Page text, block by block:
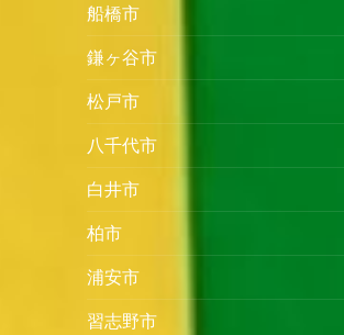
船橋市
鎌ヶ谷市
松戸市
八千代市
白井市
柏市
浦安市
習志野市